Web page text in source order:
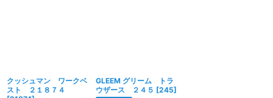
クッシュマン ワークベ
スト ２１８７４
GLEEM グリーム トラ
ウザース ２４５ [245]